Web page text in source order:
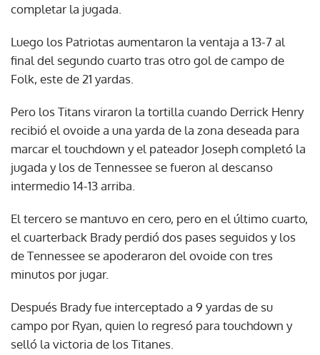
completar la jugada.
Luego los Patriotas aumentaron la ventaja a 13-7 al
final del segundo cuarto tras otro gol de campo de
Folk, este de 21 yardas.
Pero los Titans viraron la tortilla cuando Derrick Henry
recibió el ovoide a una yarda de la zona deseada para
marcar el touchdown y el pateador Joseph completó la
jugada y los de Tennessee se fueron al descanso
intermedio 14-13 arriba.
El tercero se mantuvo en cero, pero en el último cuarto,
el cuarterback Brady perdió dos pases seguidos y los
de Tennessee se apoderaron del ovoide con tres
minutos por jugar.
Después Brady fue interceptado a 9 yardas de su
campo por Ryan, quien lo regresó para touchdown y
selló la victoria de los Titanes.